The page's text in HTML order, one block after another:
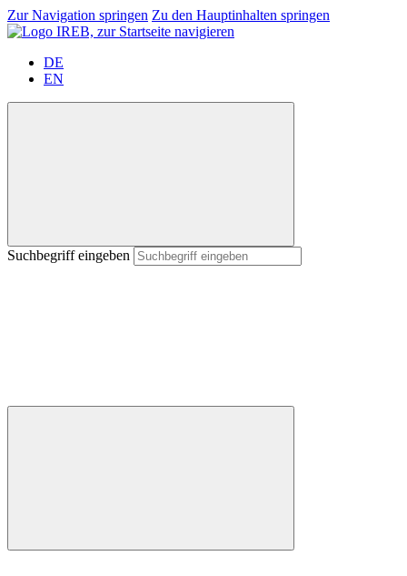
Zur Navigation springen Zu den Hauptinhalten springen
DE
EN
Suchbegriff eingeben